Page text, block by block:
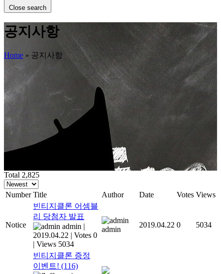
Close search
공지사항
Home » 공지사항
Total 2,825
Number Title Author Date Votes Views
Notice
빈티지클론 어셈블
리 당첨자 발표
admin |
2019.04.22 | Votes 0
| Views 5034
admin
2019.04.22 0 5034
빈티지클론 증정
이벤트! (116)